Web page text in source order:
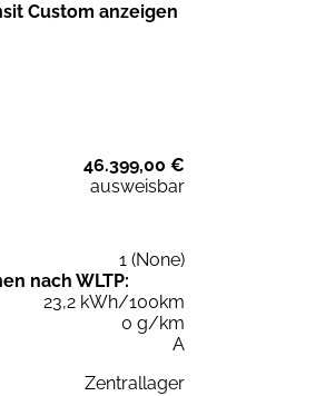
Custom anzeigen
46.399,00 €
ausweisbar
1 (None)
nach WLTP:
23,2 kWh/100km
0 g/km
A
Zentrallager